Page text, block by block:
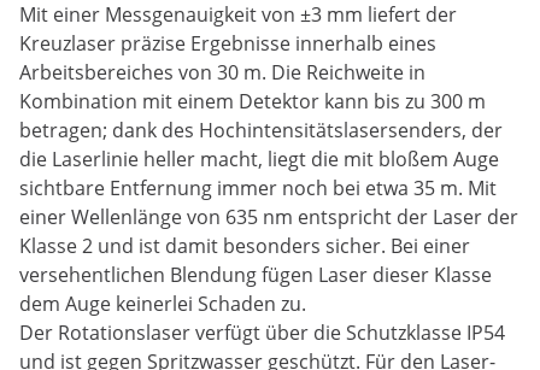
Mit einer Messgenauigkeit von ±3 mm liefert der
Kreuzlaser präzise Ergebnisse innerhalb eines
Arbeitsbereiches von 30 m. Die Reichweite in
Kombination mit einem Detektor kann bis zu 300 m
betragen; dank des Hochintensitätslasersenders, der
die Laserlinie heller macht, liegt die mit bloßem Auge
sichtbare Entfernung immer noch bei etwa 35 m. Mit
einer Wellenlänge von 635 nm entspricht der Laser der
Klasse 2 und ist damit besonders sicher. Bei einer
versehentlichen Blendung fügen Laser dieser Klasse
dem Auge keinerlei Schaden zu.
Der Rotationslaser verfügt über die Schutzklasse IP54
und ist gegen Spritzwasser geschützt. Für den Laser-